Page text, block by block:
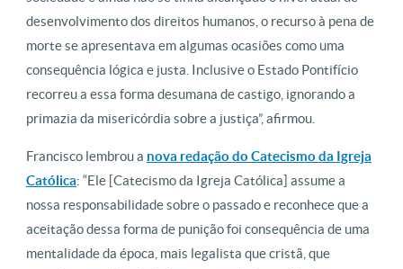
desenvolvimento dos direitos humanos, o recurso à pena de
morte se apresentava em algumas ocasiões como uma
consequência lógica e justa. Inclusive o Estado Pontifício
recorreu a essa forma desumana de castigo, ignorando a
primazia da misericórdia sobre a justiça”, afirmou.
Francisco lembrou a nova redação do Catecismo da Igreja
Católica: “Ele [Catecismo da Igreja Católica] assume a
nossa responsabilidade sobre o passado e reconhece que a
aceitação dessa forma de punição foi consequência de uma
mentalidade da época, mais legalista que cristã, que